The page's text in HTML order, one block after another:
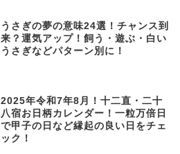
うさぎの夢の意味24選！チャンス到
来？運気アップ！飼う・遊ぶ・白い
うさぎなどパターン別に！
2025年令和7年8月！十二直・二十
八宿お日柄カレンダー！一粒万倍日
で甲子の日など縁起の良い日をチェ
ック！